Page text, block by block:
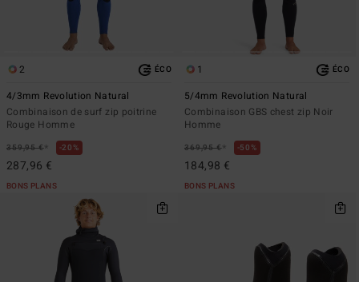
2 ÉCO
4/3mm Revolution Natural
Combinaison de surf zip poitrine
Rouge Homme
359,95 €* 20%
287,96 €
BONS PLANS
1 ÉCO
5/4mm Revolution Natural
Combinaison GBS chest zip Noir
Homme
369,95 €* 50%
184,98 €
BONS PLANS